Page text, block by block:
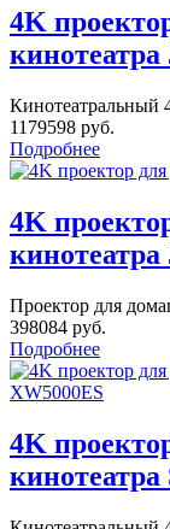
4K
Кинотеатральный
1179598 руб.
Подробнее
4K
Проектор для
398084 руб.
Подробнее
4K